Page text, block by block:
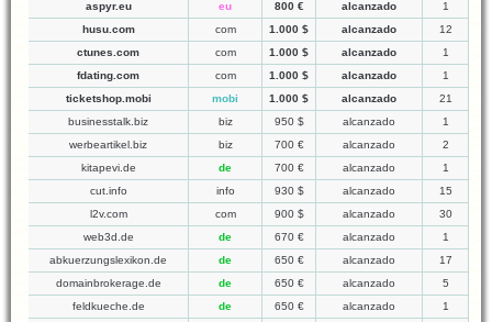
aspyr.eu
eu 800 € alcanzado
1
husu.com
com 1.000 $ alcanzado
12
ctunes.com
com 1.000 $ alcanzado
1
fdating.com
com 1.000 $ alcanzado
1
ticketshop.mobi
mobi 1.000 $ alcanzado
21
businesstalk.biz
biz 950 $ alcanzado
1
werbeartikel.biz
biz 700 € alcanzado
2
kitapevi.de
de 700 € alcanzado
1
cut.info
info 930 $ alcanzado
15
l2v.com
com 900 $ alcanzado
30
web3d.de
de 670 € alcanzado
1
abkuerzungslexikon.de
de 650 € alcanzado
17
domainbrokerage.de
de 650 € alcanzado
5
feldkueche.de
de 650 € alcanzado
1